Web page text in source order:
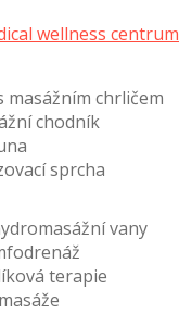
wellness centrum
chrličem
chodník
sprcha
vany
terapie